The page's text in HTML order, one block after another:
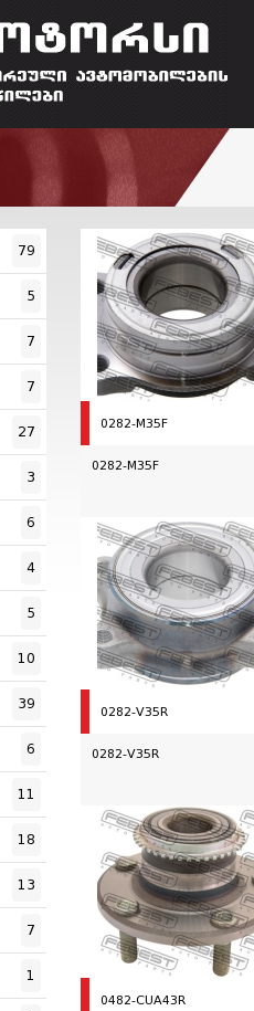
79
5
7
7
27
3
6
4
5
10
39
6
11
18
13
7
1
0282-M35F
0282-M35F
0282-V35R
0282-V35R
0482-CUA43R